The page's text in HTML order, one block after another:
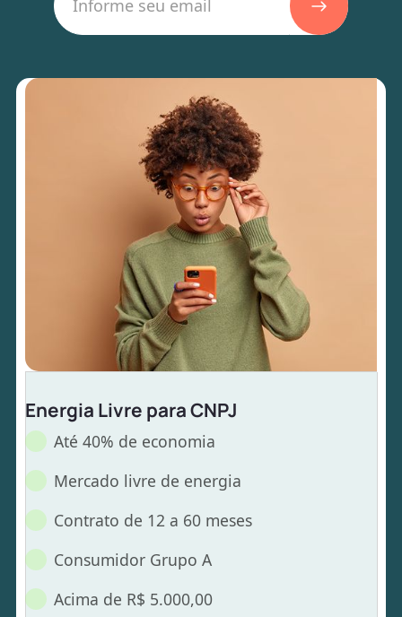
Energia Livre para CNPJ
Até 40% de economia
Mercado livre de energia
Contrato de 12 a 60 meses
Consumidor Grupo A
Acima de R$ 5.000,00